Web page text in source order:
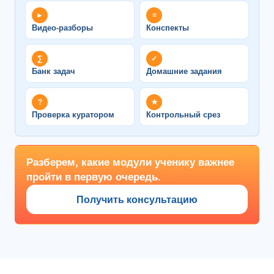
►
Видео-разборы
≡
Конспекты
∑
Банк задач
✓
Домашние задания
?
Проверка куратором
★
Контрольный срез
Разберем, какие модули ученику важнее
пройти в первую очередь.
Получить консультацию